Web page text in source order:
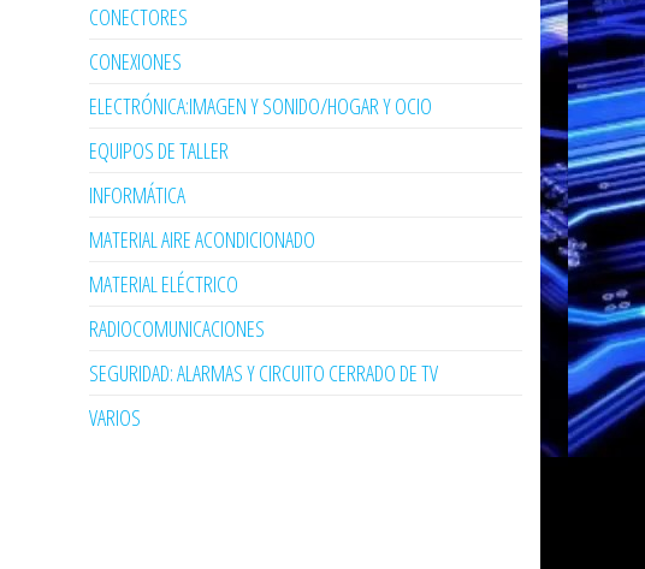
CONECTORES
CONEXIONES
ELECTRÓNICA:IMAGEN Y SONIDO/HOGAR Y OCIO
EQUIPOS DE TALLER
INFORMÁTICA
MATERIAL AIRE ACONDICIONADO
MATERIAL ELÉCTRICO
RADIOCOMUNICACIONES
SEGURIDAD: ALARMAS Y CIRCUITO CERRADO DE TV
VARIOS